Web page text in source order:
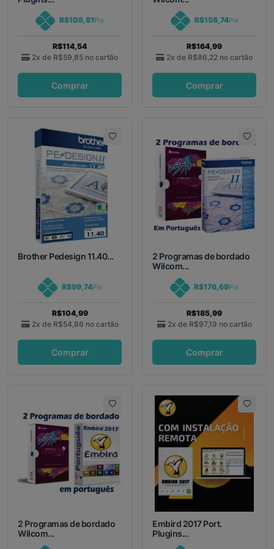
R$108,81Pix
R$114,54
2x de R$59,85 no cartão
Comprar
R$156,74Pix
R$164,99
2x de R$86,22 no cartão
Comprar
Brother Pedesign 11.40...
R$99,74Pix
R$104,99
2x de R$54,86 no cartão
Comprar
2 Programas de bordado
Wilcom...
R$176,69Pix
R$185,99
2x de R$97,19 no cartão
Comprar
2 Programas de bordado
Wilcom...
Embird 2017 Port.
Plugins...